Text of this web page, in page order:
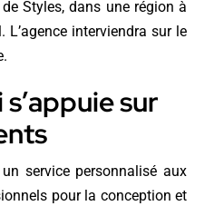
Styles, dans une région à
interviendra sur le
sur
service personnalisé aux
pour la conception et